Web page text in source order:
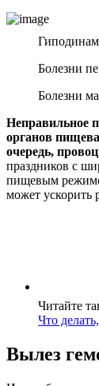
Болезни
Болезни
Неправильное
органов
очередь,
праздников с
пищевым
может ускорить
Читайте
Что
Вылез